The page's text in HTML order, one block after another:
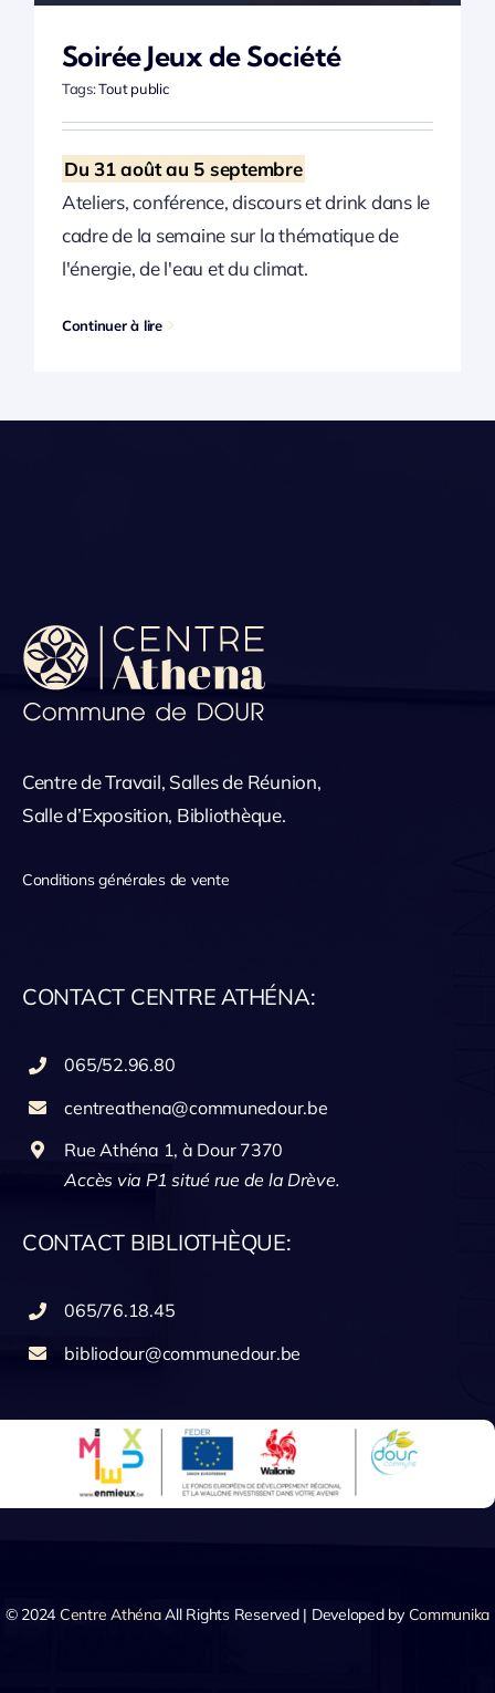
Soirée Jeux de Société
Tags:Tout public
Du 31 août au 5 septembre
Ateliers, conférence, discours et drink dans le
cadre de la semaine sur la thématique de
l'énergie, de l'eau et du climat.
Continuer à lire
Centre de Travail, Salles de Réunion,
Salle d’Exposition, Bibliothèque.
Conditions générales de vente
CONTACT CENTRE ATHÉNA:
065/52.96.80
centreathena@communedour.be
Rue Athéna 1, à Dour 7370
Accès via P1 situé rue de la Drève.
CONTACT BIBLIOTHÈQUE:
065/76.18.45
bibliodour@communedour.be
© 2024 Centre AthénaAll Rights Reserved | Developed by Communika